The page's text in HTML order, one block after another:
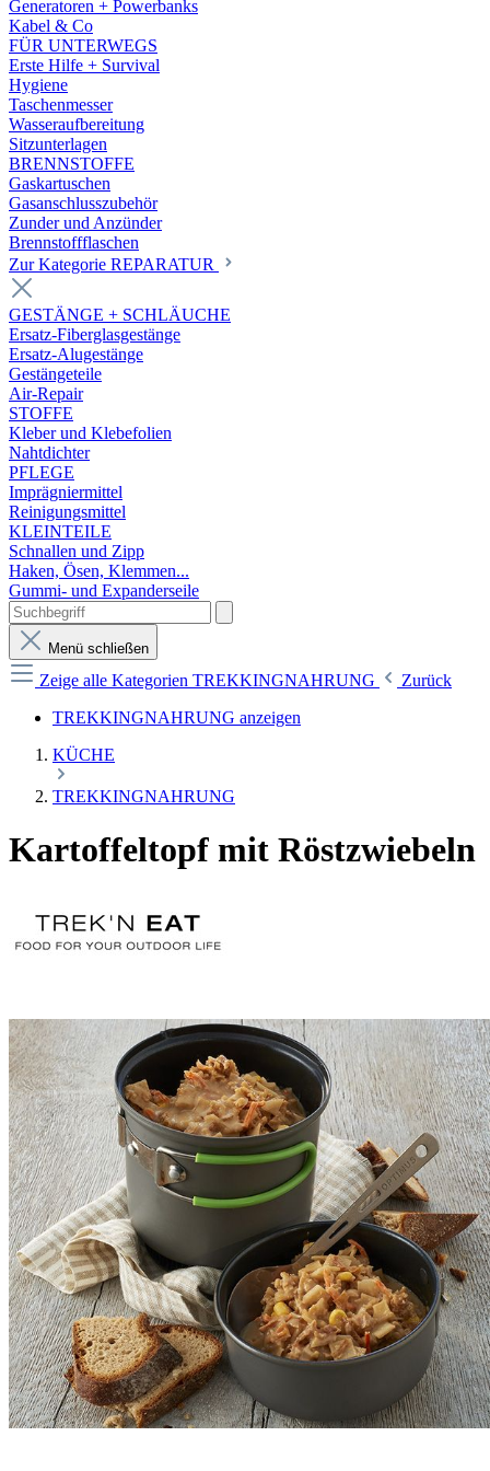
Generatoren + Powerbanks
Kabel & Co
FÜR UNTERWEGS
Erste Hilfe + Survival
Hygiene
Taschenmesser
Wasseraufbereitung
Sitzunterlagen
BRENNSTOFFE
Gaskartuschen
Gasanschlusszubehör
Zunder und Anzünder
Brennstoffflaschen
Zur Kategorie REPARATUR
GESTÄNGE + SCHLÄUCHE
Ersatz-Fiberglasgestänge
Ersatz-Alugestänge
Gestängeteile
Air-Repair
STOFFE
Kleber und Klebefolien
Nahtdichter
PFLEGE
Imprägniermittel
Reinigungsmittel
KLEINTEILE
Schnallen und Zipp
Haken, Ösen, Klemmen...
Gummi- und Expanderseile
Menü schließen
Zeige alle Kategorien TREKKINGNAHRUNG
Zurück
TREKKINGNAHRUNG anzeigen
KÜCHE
TREKKINGNAHRUNG
Kartoffeltopf mit Röstzwiebeln